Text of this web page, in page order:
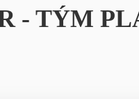
- TÝM